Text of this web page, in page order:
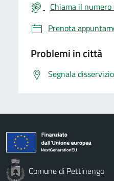
Chiama il
Prenota
Problemi in città
Segnala disservizio
Comune di Pettinengo